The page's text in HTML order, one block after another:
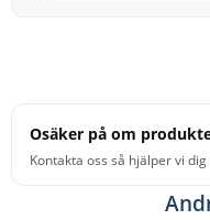
Osäker på om
Kontakta oss så hjälper vi